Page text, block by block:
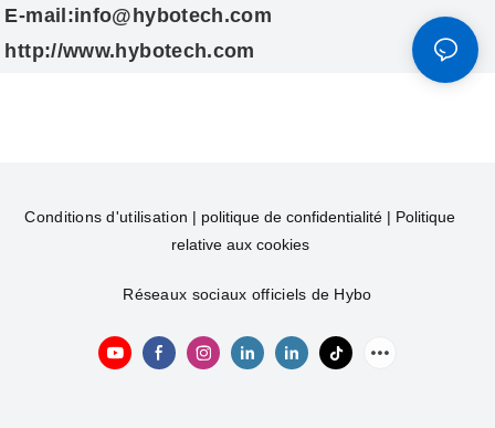
E-mail:info@hybotech.com
http://www.hybotech.com
Conditions d'utilisation | politique de confidentialité | Politique
relative aux cookies
Réseaux sociaux officiels de Hybo